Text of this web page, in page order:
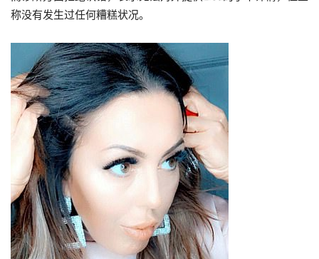
称没有发生过任何糟糕状况。